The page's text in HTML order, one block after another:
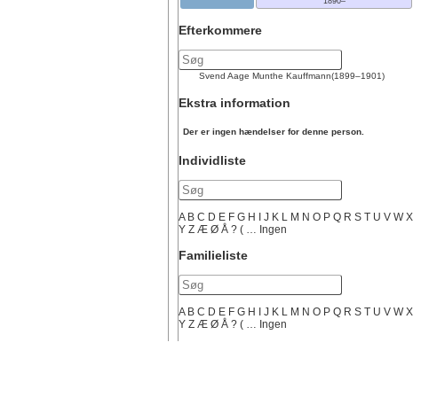
Efterkommere
Svend Aage Munthe Kauffmann(1899–1901)
Ekstra information
Der er ingen hændelser for denne person.
Individliste
A B C D E F G H J K L M N O P Q R S T U V W X
Y Z Æ Ø Å ? ( … Ingen
Familieliste
A B C D E F G H J K L M N O P Q R S T U V W X
Y Z Æ Ø Å ? ( … Ingen